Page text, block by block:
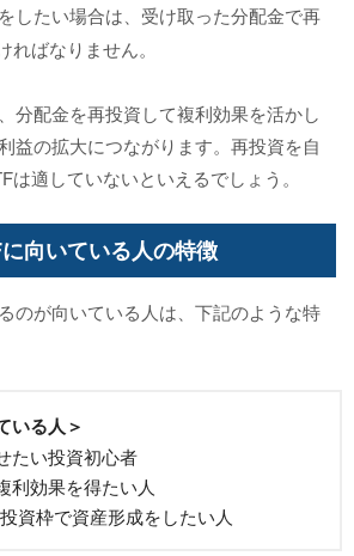
したい場合は、受け取った分配金で再
ればなりません。
分配金を再投資して複利効果を活かし
益の拡大につながります。再投資を自
は適していないといえるでしょう。
向いている人の特徴
のが向いている人は、下記のような特
いる人＞
たい投資初心者
利効果を得たい人
資枠で資産形成をしたい人